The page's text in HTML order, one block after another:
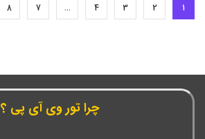
1
2
3
4
…
7
8
چرا تور وی آی پی ؟